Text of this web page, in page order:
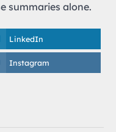
summaries alone.
LinkedIn
Instagram